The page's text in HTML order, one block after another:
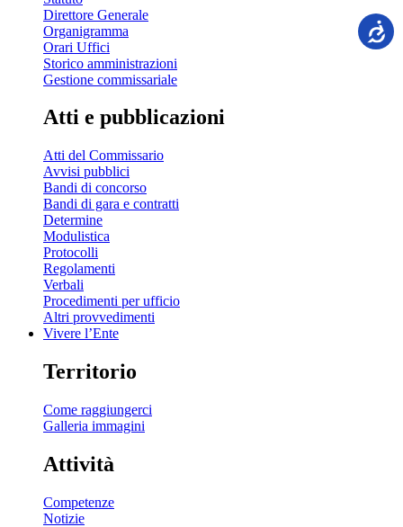
Direttore Generale
Organigramma
Orari Uffici
Storico amministrazioni
Gestione commissariale
Atti e pubblicazioni
Atti del Commissario
Avvisi pubblici
Bandi di concorso
Bandi di gara e contratti
Determine
Modulistica
Protocolli
Regolamenti
Verbali
Procedimenti per ufficio
Altri provvedimenti
Vivere l’Ente
Territorio
Come raggiungerci
Galleria immagini
Attività
Competenze
Notizie